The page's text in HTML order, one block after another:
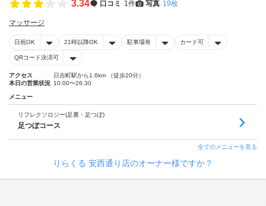
3.34 口コミ 1件 写真 19枚
マッサージ
日祝OK 21時以降OK 駐車場有 カード可
QRコード決済可
アクセス
日吉町駅から1.6km （徒歩20分）
本日の営業状況 10:00〜26:30
メニュー
リフレクソロジー(足裏・足つぼ)
足つぼコース
全てのメニューを見る
りらくる 安西通り店のオーナー様ですか？